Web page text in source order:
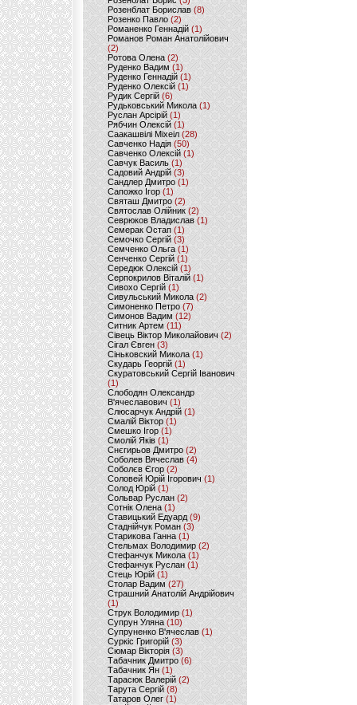
Розенблат Борислав (8)
Розенко Павло (2)
Романенко Геннадій (1)
Романов Роман Анатолійович
(2)
Ротова Олена(2)
Руденко Вадим (1)
Руденко Геннадій (1)
Руденко Олексій(1)
Рудик Сергій(6)
Рудьковський Микола (1)
Руслан Арсірій(1)
Рябчин Олексій (1)
Саакашвілі Міхеіл(28)
Савченко Надія (50)
Савченко Олексій(1)
Савчук Василь (1)
Садовий Андрій (3)
Сандлер Дмитро(1)
Сапожко Ігор(1)
Святаш Дмитро (2)
Святослав Олійник (2)
Севрюков Владислав (1)
Семерак Остап (1)
Семочко Сергій (3)
Семченко Ольга (1)
Сенченко Сергій(1)
Середюк Олексій(1)
Серпокрилов Віталій(1)
Сивохо Сергій(1)
Сивульський Микола(2)
Симоненко Петро(7)
Симонов Вадим (12)
Ситник Артем(11)
Сівець Віктор Миколайович(2)
Сігал Євген (3)
Сіньковский Микола(1)
Скударь Георгій (1)
Скуратовський Сергій Іванович
(1)
Слободян Олександр
В'ячеславович(1)
Слюсарчук Андрій(1)
Смалій Віктор (1)
Смешко Ігор (1)
Смолій Яків (1)
Снєгирьов Дмитро (2)
Соболев Вячеслав (4)
Соболєв Єгор(2)
Соловей Юрій Ігорович (1)
Солод Юрій (1)
Сольвар Руслан (2)
Сотнік Олена(1)
Ставицький Едуард (9)
Стаднійчук Роман(3)
Старикова Ганна (1)
Стельмах Володимир(2)
Стефанчук Микола (1)
Стефанчук Руслан (1)
Стець Юрій (1)
Столар Вадим(27)
Страшний Анатолій Андрійович
(1)
Струк Володимир (1)
Супрун Уляна (10)
Супруненко В'ячеслав (1)
Суркіс Григорій (3)
Сюмар Вікторія (3)
Табачник Дмитро (6)
Табачник Ян(1)
Тарасюк Валерій (2)
Тарута Сергій (8)
Татаров Олег(1)